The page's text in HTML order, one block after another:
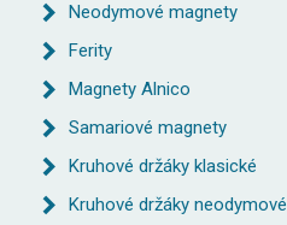
Neodymové magnety
Ferity
Magnety Alnico
Samariové magnety
Kruhové držáky klasické
Kruhové držáky neodymové